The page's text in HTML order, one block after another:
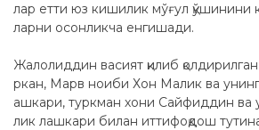
лар етти юз кишилик мўғул қўшинини
ларни осонликча енгишади.
Жалолиддин васият қилиб
ркан, Марв ноиби Хон Малик ва унинг
ашкари, туркман хони Сайфиддин ва
лик лашкари билан иттифоқдош